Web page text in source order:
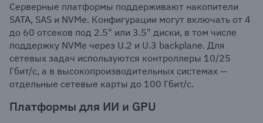
Серверные платформы поддерживают накопители
SATA, SAS и NVMe. Конфигурации могут включать от 4
до 60 отсеков под 2.5" или 3.5" диски, в том числе
поддержку NVMe через U.2 и U.3 backplane. Для
сетевых задач используются контроллеры 10/25
Гбит/с, а в высокопроизводительных системах —
отдельные сетевые карты до 100 Гбит/с.
Платформы для ИИ и GPU